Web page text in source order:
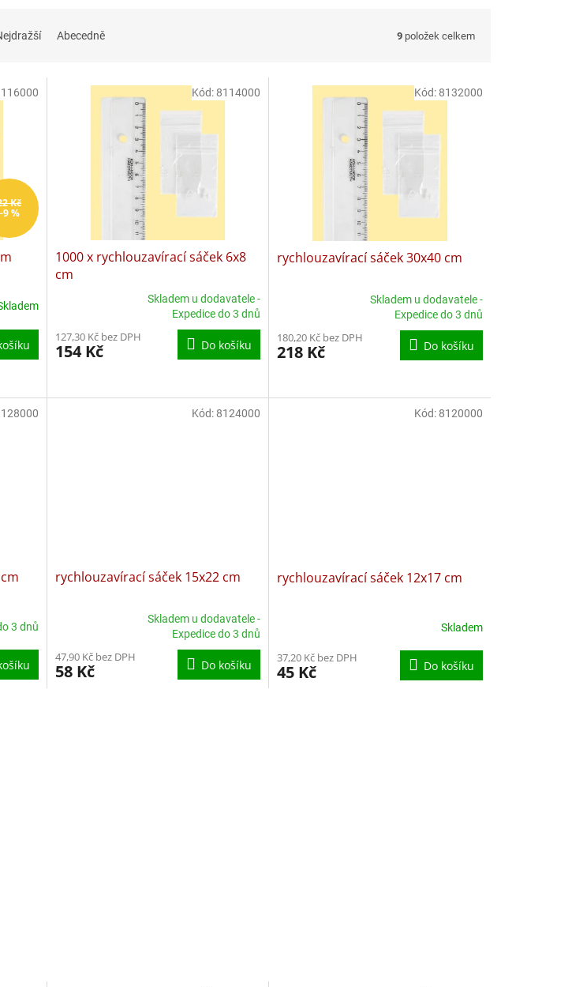
Abecedně 9 položek celkem
Kč
%
1000 x rychlouzavírací sáček 6x8
cm
produktu
je
5
Skladem u dodavatele -
Expedice do 3 dnů
127,30 Kč bez DPH
154 Kč Do košíku
Kód: 8114000
rychlouzavírací sáček 30x40 cm
produktu
je
5
Skladem u dodavatele -
Expedice do 3 dnů
180,20 Kč bez DPH
218 Kč Do košíku
Kód: 8132000
3 dnů
rychlouzavírací sáček 15x22 cm
produktu
je
Skladem u dodavatele -
Expedice do 3 dnů
47,90 Kč bez DPH
58 Kč Do košíku
Kód: 8124000
rychlouzavírací sáček 12x17 cm
Skladem
37,20 Kč bez DPH
45 Kč Do košíku
Kód: 8120000